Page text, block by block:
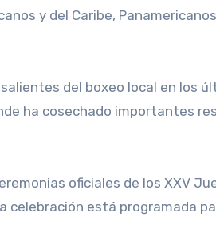
y del Caribe,
del boxeo local en los
ha cosechado importantes
oficiales de los XXV
celebración está programada